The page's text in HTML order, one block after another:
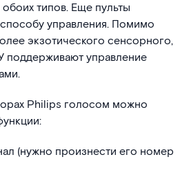
типов. Еще пульты
управления. Помимо
экзотического сенсорного,
поддерживают управление
Philips голосом можно
(нужно произнести его номер